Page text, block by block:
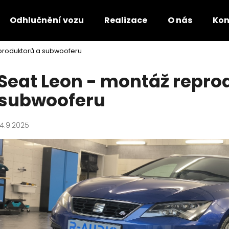
Odhlučnění vozu Realizace O nás
a subwooferu
Leon - montáž
Co potřebujete najít?
Doporučujeme